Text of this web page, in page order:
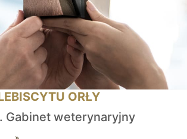
ORŁY
Gabinet weterynaryjny